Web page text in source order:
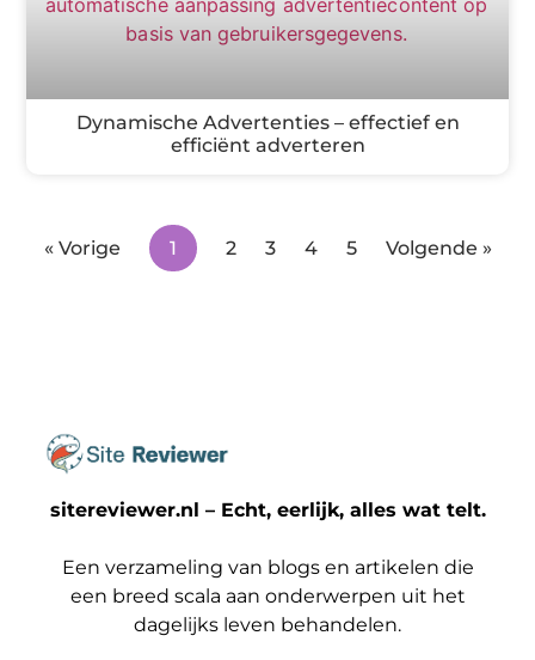
Dynamische Advertenties – effectief en
efficiënt adverteren
« Vorige 1 2 3 4 5 Volgende »
sitereviewer.nl – Echt, eerlijk, alles wat telt.
Een verzameling van blogs en artikelen die
een breed scala aan onderwerpen uit het
dagelijks leven behandelen.